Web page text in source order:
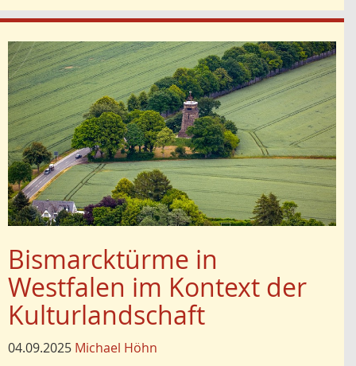
Bismarcktürme in
Westfalen im Kontext der
Kulturlandschaft
04.09.2025 Michael Höhn